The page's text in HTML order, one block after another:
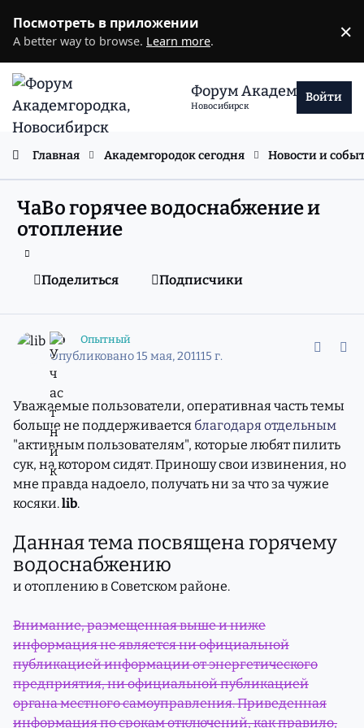
Посмотреть в приложении
A better way to browse. Learn more. ×
Форум Академгородка
Новосибирск
Войти
Главная Академгородок сегодня Новости и
ЧаВо горячее водоснабжение и
отопление
Поделиться Подписчики
lib Опытный
Опубликовано15 мая, 201115 г.
Уважаемые пользователи, оперативная часть темы
больше не поддерживается благодаря отдельным
"активным пользователям", которые любят пилить
сук, на котором сидят. Приношу свои извинения, но
мне правда надоело, получать ни за что за чужие
косяки.lib.
Данная тема посвящена горячему
водоснабжению
и отоплению в Советском районе.
Внимание, размещенная выше и ниже
информация не является ни официальной
публикацией информации от энергетического
предприятия, ни официальной публикацией
органа местного самоуправления. Приведенная
информация по срокам отключений, как правило,